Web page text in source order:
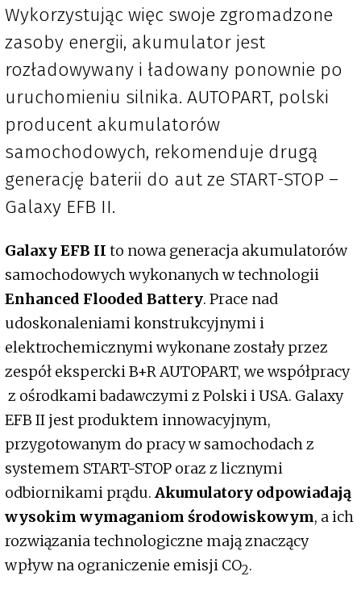
Wykorzystując więc swoje zgromadzone
zasoby energii, akumulator jest
rozładowywany i ładowany ponownie po
uruchomieniu silnika. AUTOPART, polski
producent akumulatorów
samochodowych, rekomenduje drugą
generację baterii do aut ze START-STOP –
Galaxy EFB II.
Galaxy EFB II to nowa generacja akumulatorów
samochodowych wykonanych w technologii
Enhanced Flooded Battery. Prace nad
udoskonaleniami konstrukcyjnymi i
elektrochemicznymi wykonane zostały przez
zespół ekspercki B+R AUTOPART, we współpracy
z ośrodkami badawczymi z Polski i USA. Galaxy
EFB II jest produktem innowacyjnym,
przygotowanym do pracy w samochodach z
systemem START-STOP oraz z licznymi
odbiornikami prądu. Akumulatory odpowiadają
wysokim wymaganiom środowiskowym, a ich
rozwiązania technologiczne mają znaczący
wpływ na ograniczenie emisji CO2.